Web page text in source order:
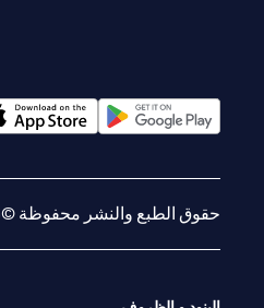
حقوق الطبع والنشر محفوظة ©2026 سيتي جروب انك.